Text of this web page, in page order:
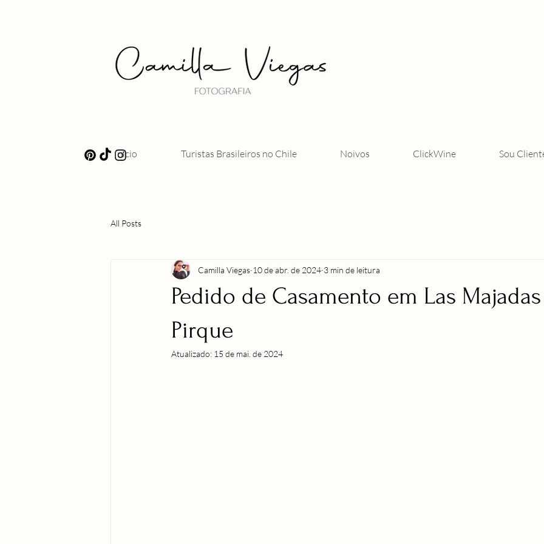
Início Turistas Brasileiros no Chile Noivos ClickWine Sou
All Posts
Pedido de Casamento em Las
Pirque
Camilla Viegas 10 de abr. de 2024 3 min de leitura
Atualizado: 15 de mai. de 2024